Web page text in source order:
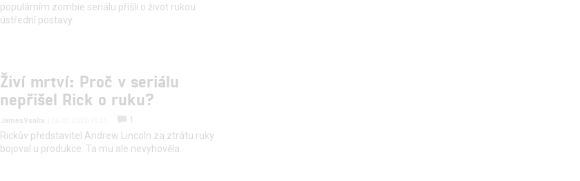
populárním zombie seriálu přišli o život rukou
ústřední postavy.
Živí mrtví: Proč v seriálu
nepřišel Rick o ruku?
JamesVsalix
1
Rickův představitel Andrew Lincoln za ztrátu ruky
bojoval u produkce. Ta mu ale nevyhověla.